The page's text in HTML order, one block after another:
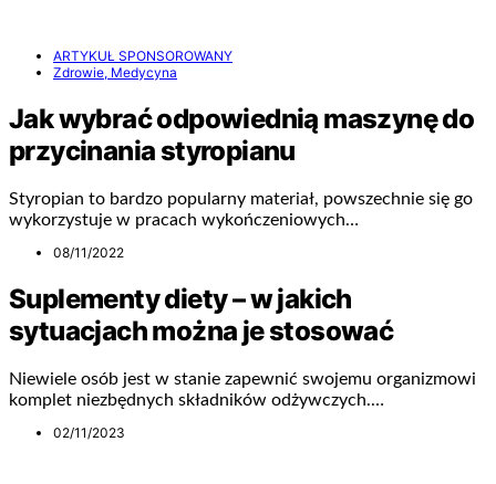
ARTYKUŁ SPONSOROWANY
Zdrowie, Medycyna
Jak wybrać odpowiednią maszynę do
przycinania styropianu
Styropian to bardzo popularny materiał, powszechnie się go
wykorzystuje w pracach wykończeniowych…
08/11/2022
Suplementy diety – w jakich
sytuacjach można je stosować
Niewiele osób jest w stanie zapewnić swojemu organizmowi
komplet niezbędnych składników odżywczych.…
02/11/2023